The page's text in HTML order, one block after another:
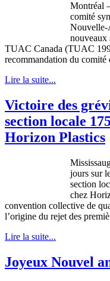
Montréal
comité
Nouvelle-
nouveaux
TUAC Canada (TUAC
recommandation du comité
Lire la suite...
Victoire des
section locale
Horizon Plastics
jours sur
section
chez
convention collective de
l’origine du rejet des
Lire la suite...
Joyeux Nouvel